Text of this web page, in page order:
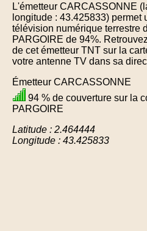
L'émetteur CARCASSONNE
longitude : 43.425833) permet
télévision numérique terrestre
PARGOIRE de 94%.
de cet émetteur TNT sur la
votre antenne TV dans sa
Émetteur CARCASSONNE
94 % de couverture sur la
PARGOIRE
Latitude : 2.464444
Longitude : 43.425833